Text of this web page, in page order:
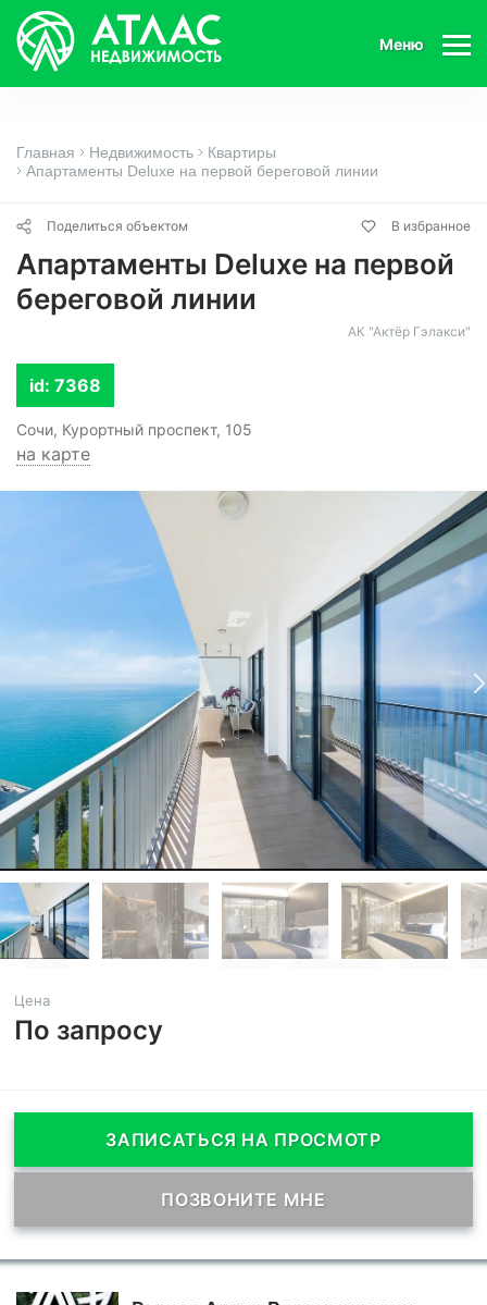
Меню
Главная Недвижимость
Квартиры
Апартаменты Deluxe на первой береговой линии
Поделиться объектом В избранное
Апартаменты Deluxe на первой
береговой линии
АК "Актёр Гэлакси"
id: 7368
Сочи, Курортный проспект, 105
на карте
Цена
По запросу
ЗАПИСАТЬСЯ НА ПРОСМОТР
ПОЗВОНИТЕ МНЕ